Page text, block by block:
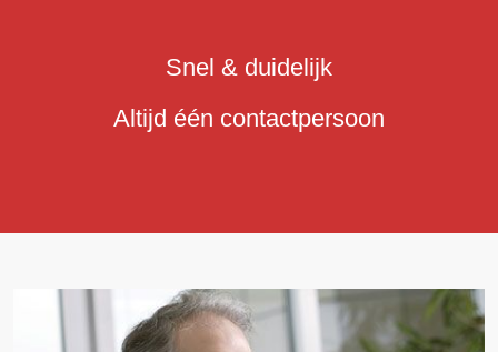
Snel & duidelijk
Altijd één contactpersoon